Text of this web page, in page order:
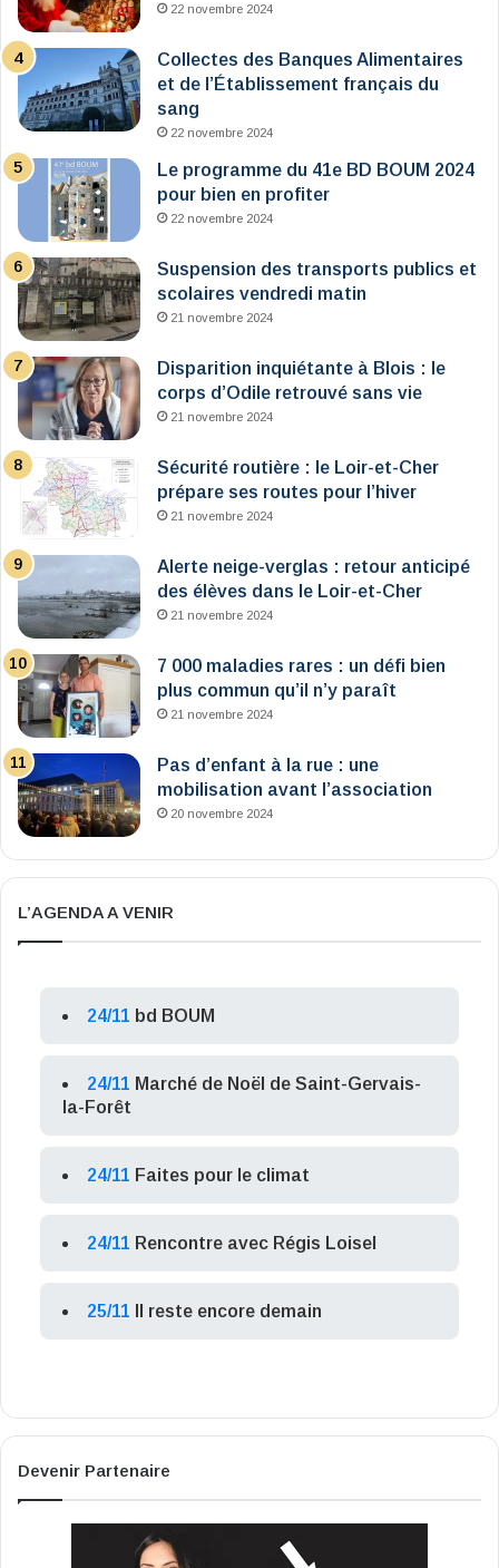
22 novembre 2024
Collectes des Banques Alimentaires
et de l’Établissement français du
sang
22 novembre 2024
Le programme du 41e BD BOUM 2024
pour bien en profiter
22 novembre 2024
Suspension des transports publics et
scolaires vendredi matin
21 novembre 2024
Disparition inquiétante à Blois : le
corps d’Odile retrouvé sans vie
21 novembre 2024
Sécurité routière : le Loir-et-Cher
prépare ses routes pour l’hiver
21 novembre 2024
Alerte neige-verglas : retour anticipé
des élèves dans le Loir-et-Cher
21 novembre 2024
7 000 maladies rares : un défi bien
plus commun qu’il n’y paraît
21 novembre 2024
Pas d’enfant à la rue : une
mobilisation avant l’association
20 novembre 2024
L’AGENDA A VENIR
24/11 bd BOUM
24/11 Marché de Noël de Saint-Gervais-
la-Forêt
24/11 Faites pour le climat
24/11 Rencontre avec Régis Loisel
25/11 Il reste encore demain
Devenir Partenaire